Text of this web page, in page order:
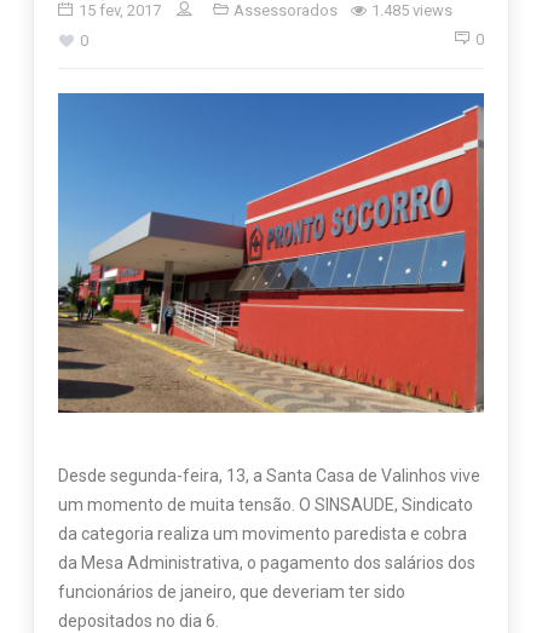
15 fev, 2017 Assessorados
1.485 views
0
0
Desde segunda-feira, 13, a Santa Casa de Valinhos vive
um momento de muita tensão. O SINSAUDE, Sindicato
da categoria realiza um movimento paredista e cobra
da Mesa Administrativa, o pagamento dos salários dos
funcionários de janeiro, que deveriam ter sido
depositados no dia 6.